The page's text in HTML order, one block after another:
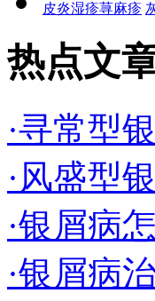
皮炎湿疹荨麻疹
热点文
·寻常型
·风盛型
·银屑病
·银屑病